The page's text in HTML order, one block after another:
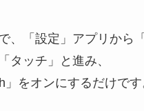
、「設定」アプリから
タッチ」と進み、
」をオンにするだけです